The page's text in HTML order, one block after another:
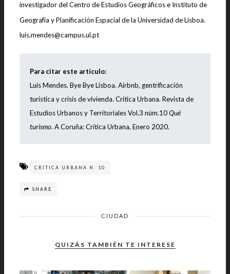
investigador del Centro de Estudios Geográficos e Instituto de
Geografía y Planificación Espacial de la Universidad de Lisboa.
luis.mendes@campus.ul.pt
Para citar este artículo:
Luís Mendes.Bye Bye Lisboa. Airbnb, gentrificación
turística y crisis de vivienda.Crítica Urbana. Revista de
Estudios Urbanos y Territoriales Vol.3 núm.10Qué
turismo. A Coruña: Crítica Urbana, Enero 2020.
CRITICA URBANA N. 10
SHARE
CIUDAD
QUIZÁS TAMBIÉN TE INTERESE